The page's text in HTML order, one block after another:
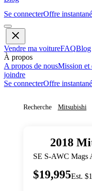
Se connecterOffre
Vendre ma voitureFAQBlog
À propos
A propos de nousMission et
joindre
Se connecterOffre
Recherche Mitsubishi
2018
SE S-AWC Mags
$19,995Est.